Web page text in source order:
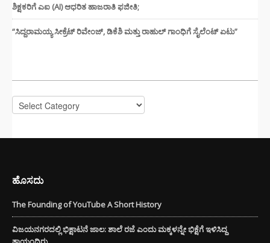
ಶಿಕ್ಷಕರಿಗೆ ಎಐ (AI) ಆಧರಿತ ಹಾಜರಾತಿ ಫಜೀತಿ;
“ಸಿದ್ದರಾಮಯ್ಯ ಸೀಕ್ರೆಟ್ ರಿವೇಂಜ್‌, ಡಿಕೆಶಿ ಮತ್ತು ರಾಹುಲ್‌ ಗಾಂಧಿಗೆ ಸೈಲೆಂಟ್ ಏಟು”
Categories
ಹೊಸದು
The Founding of YouTube A Short History
ವಿಜಯನಗರದಲ್ಲಿ ಭಿಕ್ಷಾಟನೆ ಜಾಲ: ಶಾಲೆ ರಜೆ ಎಂದು ಮಕ್ಕಳನ್ನೇ ಭಿಕ್ಷೆಗೆ ಇಳಿಸಿದ್ದ